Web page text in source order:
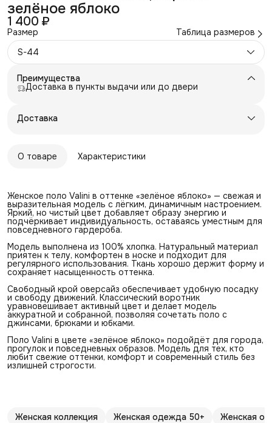
зелёное яблоко
1 400 ₽
Размер
Таблица размеров
S-44
Преимущества
Доставка в пункты выдачи или до двери
Доставка
О товаре Характеристики
Женское поло Valini в оттенке «зелёное яблоко» — свежая и
выразительная модель с лёгким, динамичным настроением.
Яркий, но чистый цвет добавляет образу энергию и
подчёркивает индивидуальность, оставаясь уместным для
повседневного гардероба.
Модель выполнена из 100% хлопка. Натуральный материал
приятен к телу, комфортен в носке и подходит для
регулярного использования. Ткань хорошо держит форму и
сохраняет насыщенность оттенка.
Свободный крой оверсайз обеспечивает удобную посадку
и свободу движений. Классический воротник
уравновешивает активный цвет и делает модель
аккуратной и собранной, позволяя сочетать поло с
джинсами, брюками и юбками.
Поло Valini в цвете «зелёное яблоко» подойдёт для города,
прогулок и повседневных образов. Модель для тех, кто
любит свежие оттенки, комфорт и современный стиль без
излишней строгости.
Женская коллекция Женская одежда 50+ Женская